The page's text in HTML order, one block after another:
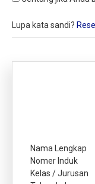
Lupa kata sandi?
Nama Lengkap
Nomer Induk
Kelas / Jurusan